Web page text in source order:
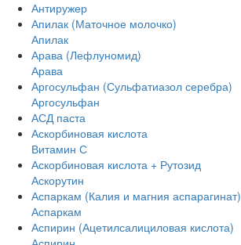
Антиружер
Апилак (Маточное молочко)
Апилак
Арава (Лефлуномид)
Арава
Аргосульфан (Сульфатиазол серебра)
Аргосульфан
АСД паста
Аскорбиновая кислота
Витамин С
Аскорбиновая кислота + Рутозид
Аскорутин
Аспаркам (Калия и магния аспарагинат)
Аспаркам
Аспирин (Ацетилсалициловая кислота)